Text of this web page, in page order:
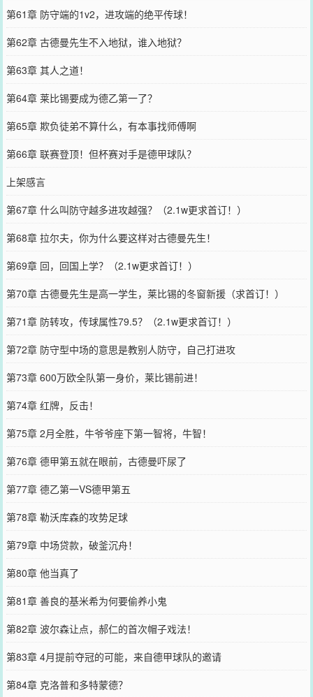
第61章 防守端的1v2，进攻端的绝平传球！
第62章 古德曼先生不入地狱，谁入地狱？
第63章 其人之道！
第64章 莱比锡要成为德乙第一了？
第65章 欺负徒弟不算什么，有本事找师傅啊
第66章 联赛登顶！但杯赛对手是德甲球队？
上架感言
第67章 什么叫防守越多进攻越强？（2.1w更求首订！）
第68章 拉尔夫，你为什么要这样对古德曼先生！
第69章 回，回国上学？（2.1w更求首订！）
第70章 古德曼先生是高一学生，莱比锡的冬窗新援（求首订！）
第71章 防转攻，传球属性79.5？（2.1w更求首订！）
第72章 防守型中场的意思是教别人防守，自己打进攻
第73章 600万欧全队第一身价，莱比锡前进！
第74章 红牌，反击！
第75章 2月全胜，牛爷爷座下第一智将，牛智！
第76章 德甲第五就在眼前，古德曼吓尿了
第77章 德乙第一VS德甲第五
第78章 勒沃库森的攻势足球
第79章 中场贷款，破釜沉舟！
第80章 他当真了
第81章 善良的基米希为何要偷养小鬼
第82章 波尔森让点，郝仁的首次帽子戏法！
第83章 4月提前夺冠的可能，来自德甲球队的邀请
第84章 克洛普和多特蒙德？